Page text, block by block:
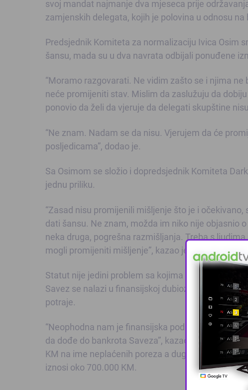
svoj mandat najmanje dva mjeseca prije
zamjenskih delegata, kojih je polovina u odnosu
Predsjednik Komiteta za normalizaciju Ivica Osim
šansu, mada su u dva navrata odbijali ponuđene
“Moramo razgovarati. Ne vidim zašto se i njima
neće promijeniti stav. Mislim da zaslužuju da
ponovio da želi da vjeruje da delegati skupštine
“Ne znam. Nadam se da nisu. Vjerujem da će
posljedicama”, dodao je.
Sa Osimom se složio i dopredsjednik Komiteta
jednu priliku.
“Zasad nisu promijenili mišljenje što je i
dati šansu. Ne znam, možda im niko nije objasnio
neka druga, pogrešna razmišljanja. Treba s
mogli promijeniti mišljenje”, kazao je Ljubojević.
Statut nije jedini problem sa kojima se suočava
Savez se nalazi u finansijskoj dubiozi zbog velikih
potraje.
“Neophodna nam je finansijska podrška FIFA-e i
da dođe do bankrota Saveza”, kazao je Baković,
KM na ime neplaćenih poreza a dug prema
iznosi oko 700.000 KM.